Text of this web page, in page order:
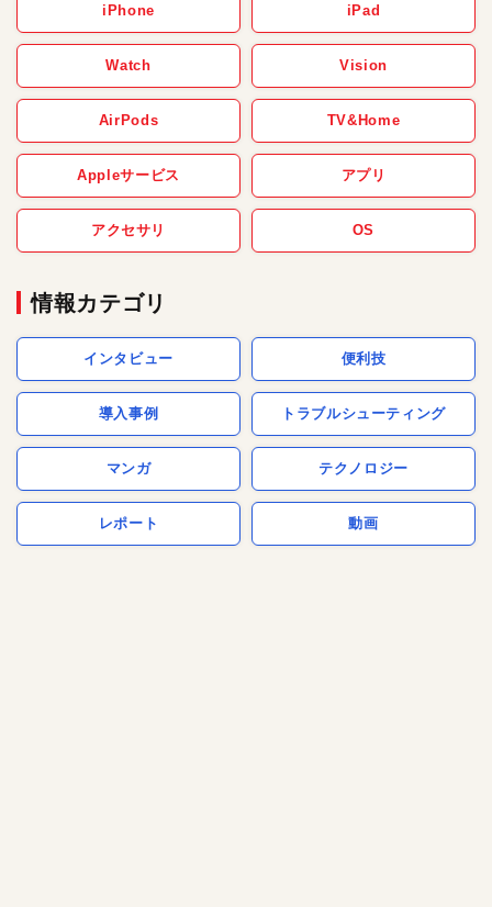
iPhone iPad
Watch Vision
AirPods TV&Home
Appleサービス アプリ
アクセサリ OS
情報カテゴリ
インタビュー 便利技
導入事例 トラブルシューティング
マンガ テクノロジー
レポート 動画